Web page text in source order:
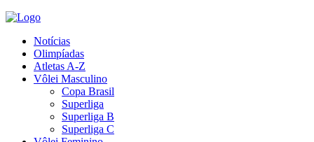
Notícias
Olimpíadas
Atletas A-Z
Vôlei Masculino
Copa Brasil
Superliga
Superliga B
Superliga C